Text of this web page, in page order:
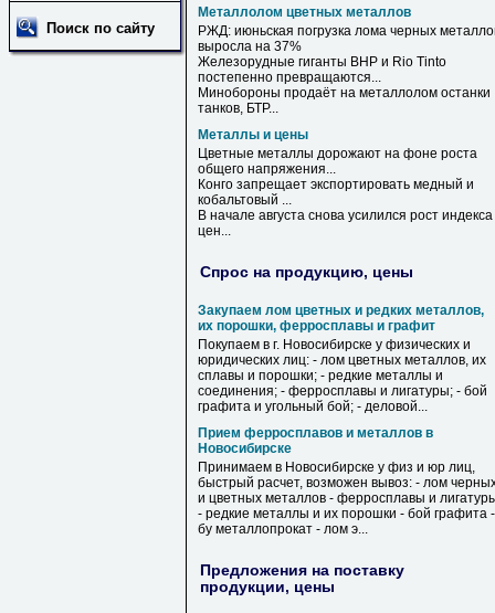
Поиск по сайту
Металлолом цветных металлов
РЖД: июньская погрузка лома черных
выросла на 37%
Железорудные гиганты BHP и Rio Tinto
постепенно превращаются...
Минобороны продаёт на металлолом останки
танков, БТР...
Металлы и цены
Цветные металлы дорожают на фоне роста
общего напряжения...
Конго запрещает экспортировать медный и
кобальтовый ...
В начале августа снова усилился рост индекса
цен...
Спрос на продукцию, цены
Закупаем лом цветных и редких металлов,
их порошки, ферросплавы и графит
Покупаем в г. Новосибирске у физических и
юридических лиц: - лом цветных металлов, их
сплавы и порошки; - редкие металлы и
соединения; - ферросплавы и лигатуры; - бой
графита и угольный бой; - деловой...
Прием ферросплавов и металлов в
Новосибирске
Принимаем в Новосибирске у физ и юр лиц,
быстрый расчет, возможен вывоз: - лом
и цветных металлов - ферросплавы и
- редкие металлы и их порошки - бой графита -
бу металлопрокат - лом э...
Предложения на поставку
продукции, цены